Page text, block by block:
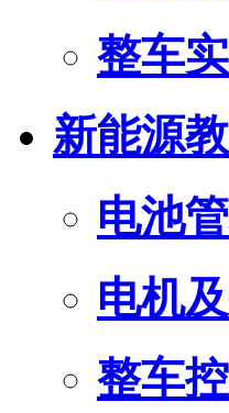
整车
新能源
电池
电机
整车